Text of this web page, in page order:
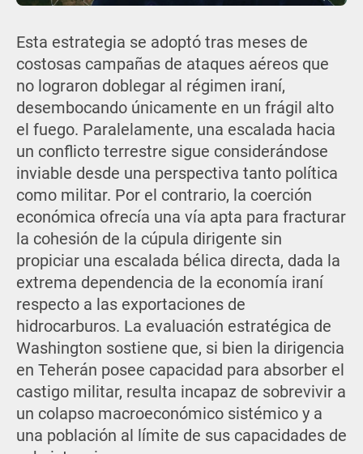
Esta estrategia se adoptó tras meses de
costosas campañas de ataques aéreos que
no lograron doblegar al régimen iraní,
desembocando únicamente en un frágil alto
el fuego. Paralelamente, una escalada hacia
un conflicto terrestre sigue considerándose
inviable desde una perspectiva tanto política
como militar. Por el contrario, la coerción
económica ofrecía una vía apta para fracturar
la cohesión de la cúpula dirigente sin
propiciar una escalada bélica directa, dada la
extrema dependencia de la economía iraní
respecto a las exportaciones de
hidrocarburos. La evaluación estratégica de
Washington sostiene que, si bien la dirigencia
en Teherán posee capacidad para absorber el
castigo militar, resulta incapaz de sobrevivir a
un colapso macroeconómico sistémico y a
una población al límite de sus capacidades de